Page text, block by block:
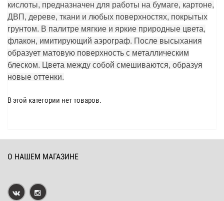
кислоты, предназначен для работы на бумаге, картоне,
ДВП, дереве, ткани и любых поверхностях, покрытых
грунтом. В палитре мягкие и яркие природные цвета,
флакон, имитирующий аэрограф. После высыхания
образует матовую поверхность с металлическим
блеском. Цвета между собой смешиваются, образуя
новые оттенки.
В этой категории нет товаров.
О НАШЕМ МАГАЗИНЕ